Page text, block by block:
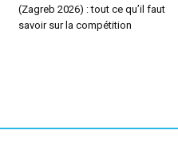
(Zagreb 2026) : tout ce qu’il faut
savoir sur la compétition